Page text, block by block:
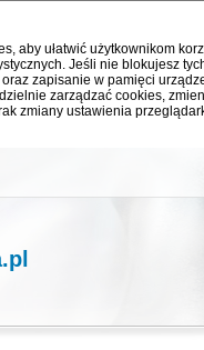
aby ułatwić użytkownikom
Jeśli nie blokujesz
zapisanie w pamięci
zarządzać cookies,
zmiany ustawienia